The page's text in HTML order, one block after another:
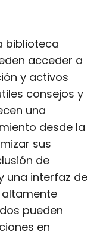
biblioteca
acceder a
y activos
consejos y
una
desde la
sus
de
una interfaz de
pueden
en